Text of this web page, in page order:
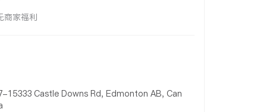
商家福利
15333 Castle Downs Rd, Edmonton AB, Can